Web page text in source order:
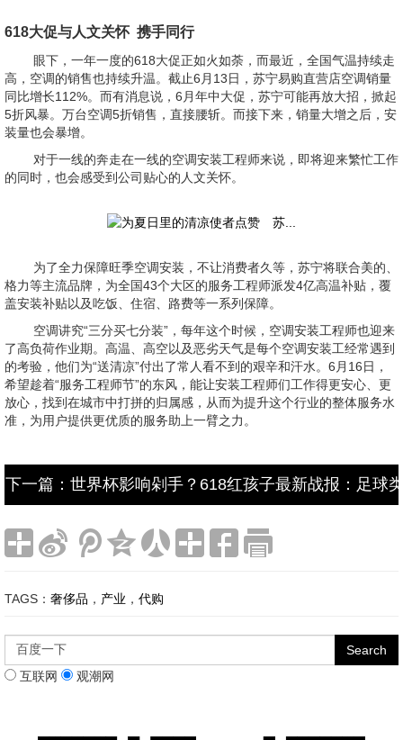
618大促与人文关怀 携手同行
眼下，一年一度的618大促正如火如荼，而最近，全国气温持续走
高，空调的销售也持续升温。截止6月13日，苏宁易购直营店空调销量
同比增长112%。而有消息说，6月年中大促，苏宁可能再放大招，掀起
5折风暴。万台空调5折销售，直接腰斩。而接下来，销量大增之后，安
装量也会暴增。
对于一线的奔走在一线的空调安装工程师来说，即将迎来繁忙工作
的同时，也会感受到公司贴心的人文关怀。
为了全力保障旺季空调安装，不让消费者久等，苏宁将联合美的、
格力等主流品牌，为全国43个大区的服务工程师派发4亿高温补贴，覆
盖安装补贴以及吃饭、住宿、路费等一系列保障。
空调讲究“三分买七分装”，每年这个时候，空调安装工程师也迎来
了高负荷作业期。高温、高空以及恶劣天气是每个空调安装工经常遇到
的考验，他们为“送清凉”付出了常人看不到的艰辛和汗水。6月16日，
希望趁着“服务工程师节”的东风，能让安装工程师们工作得更安心、更
放心，找到在城市中打拼的归属感，从而为提升这个行业的整体服务水
准，为用户提供更优质的服务助上一臂之力。
下一篇：世界杯影响剁手？618红孩子最新战报：足球
TAGS： 奢侈品 ， 产业 ， 代购
互联网 观潮网